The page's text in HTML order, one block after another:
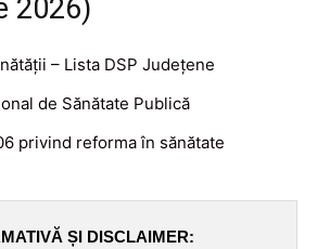
2026)
– Lista DSP Județene
de Sănătate Publică
privind reforma în sănătate
ȘI DISCLAIMER: